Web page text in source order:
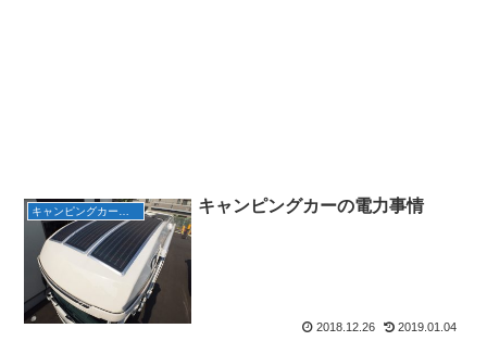
キャンピングカーの電力事情
2018.12.26 2019.01.04